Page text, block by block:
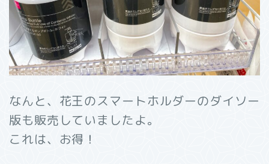
なんと、花王のスマートホルダーのダイソー
版も販売していましたよ。
これは、お得！